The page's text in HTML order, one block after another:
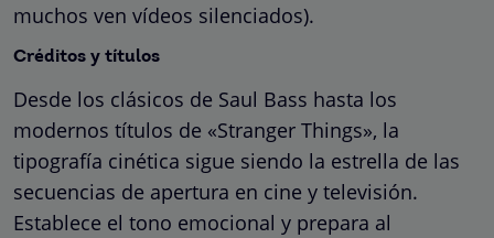
muchos ven vídeos silenciados).
Créditos y títulos
Desde los clásicos de Saul Bass hasta los
modernos títulos de «Stranger Things», la
tipografía cinética sigue siendo la estrella de las
secuencias de apertura en cine y televisión.
Establece el tono emocional y prepara al